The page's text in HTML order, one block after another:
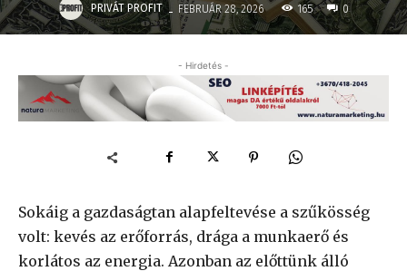
PRIVÁT PROFIT - FEBRUÁR 28, 2026 165 0
- Hirdetés -
Sokáig a gazdaságtan alapfeltevése a szűkösség
volt: kevés az erőforrás, drága a munkaerő és
korlátos az energia. Azonban az előttünk álló